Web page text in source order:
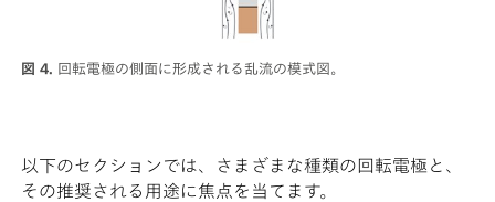
図 4. 回転電極の側面に形成される乱流の模式図。
以下のセクションでは、さまざまな種類の回転電極と、
その推奨される用途に焦点を当てます。